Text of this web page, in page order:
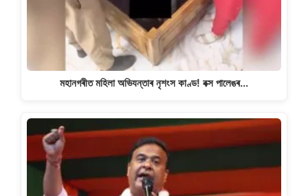
মহানগৰীত মহিলা অভিযন্তাৰ নৃশংস কাণ্ড! বক্স পালেঙৰ…